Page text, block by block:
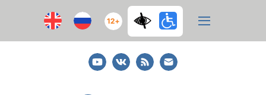
12+
YoutubeВКонтакте
RSS
E-
mail
подписка